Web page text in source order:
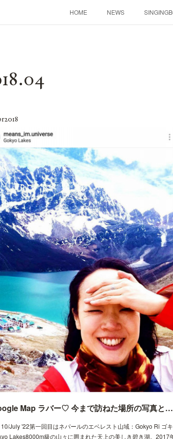
HOME NEWS
.04
2018
♡Google Map ラバー♡ 今まで訪ねた場所の写真と地図を載せていきます
July '22第一回目はネパールのエベレスト山域：Gokyo Ri ゴ
Lakes8000m級の山々に囲まれた天上の美しき碧き湖。2017